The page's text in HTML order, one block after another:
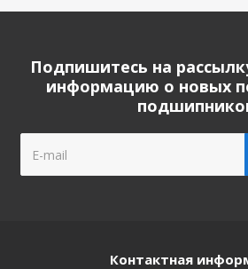
Подпишитесь на
информацию о новых
Контактная